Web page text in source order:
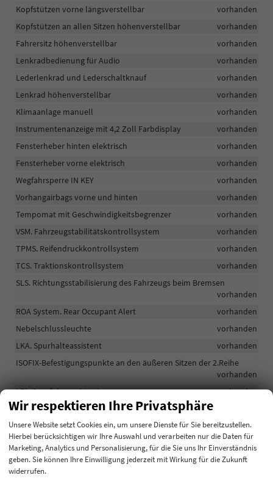
Kopfstützen vorne längsverstellbar
vorhanden
Kopfstützen an allen Sitzen höhenverstellbar
vorhanden
Fahrersitz höhenverstellbar
vorhanden
Lenkradbedienung für Audio
vorhanden
Lederlenkrad und Lederschaltknauf
vorhanden
Lenkrad höhenverstellbar
vorhanden
Klimaanlage manuell
vorhanden
Instrumentenanzeige mit 4,2 Zoll Farbdisplay
vorhanden
Fensterheber hinten elektrisch
vorhanden
Fensterheber vorne elektrisch
vorhanden
Wegfahrsperre IN KEY
vorhanden
Vorhangairbags vorne und hinten
vorhanden
Tempomat mit Geschwindigkeitsbegrenzer
vorhanden
VSM. Fahrzeugstabilitätskontrollsystem
vorhanden
TPMS. Reifendruckkontrollsystem
vorhanden
TCS. Traktionskontrollsystem
vorhanden
SLS. Richtungsstabilisierung des Fahrzeugs beim Bremsen
vorhanden
ROA System. Rear Occupant Alert
vorhanden
Nebelschlussleuchte
vorhanden
LKA. Spurhalteassistent
vorhanden
ISOFIX-Befestigungspunkte an den äußeren Sitzen der 2.Reihe
vorhanden
LFA. Spurfolgeassistent
vorhanden
ISLA. Intelligente Geschwindigkeitsbegrenzungsanzeige
vorhanden
HAC. Berganfahrassistent
vorhanden
HBA. Automatische Fernlichtumschaltung
vorhanden
Gurtstraffer
Wir respektieren Ihre Privatsphäre
Unsere Website setzt Cookies ein, um unsere Dienste für Sie bereitzustellen.
Hierbei berücksichtigen wir Ihre Auswahl und verarbeiten nur die Daten für
Marketing, Analytics und Personalisierung, für die Sie uns Ihr Einverständnis
geben. Sie können Ihre Einwilligung jederzeit mit Wirkung für die Zukunft
widerrufen.